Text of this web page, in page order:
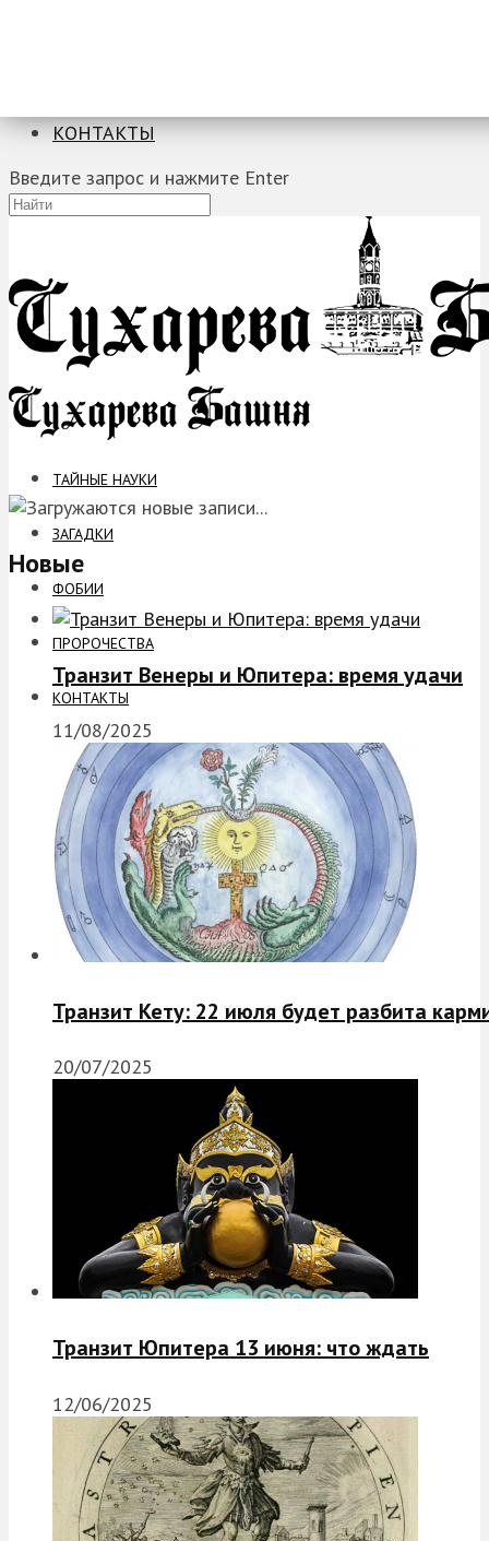
КОНТАКТЫ
Введите запрос и нажмите Enter
ТАЙНЫЕ НАУКИ
ЗАГАДКИ
ФОБИИ
ПРОРОЧЕСТВА
КОНТАКТЫ
Новые
Транзит Венеры и Юпитера: время удачи
11/08/2025
Транзит Кету: 22 июля будет разбита
20/07/2025
Транзит Юпитера 13 июня: что ждать
12/06/2025